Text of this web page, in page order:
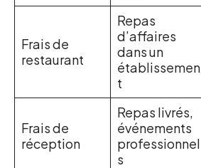
Frais de
restaurant
Repas
d’affaires
dans un
établissemen
t
Frais de
réception
Repas livrés,
événements
professionnel
s